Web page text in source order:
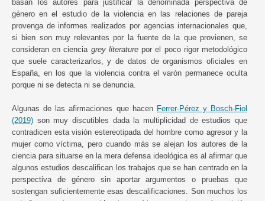
basan los autores para justificar la denominada perspectiva de
género en el estudio de la violencia en las relaciones de pareja
provenga de informes realizados por agencias internacionales que,
si bien son muy relevantes por la fuente de la que provienen, se
consideran en ciencia grey literaturepor el poco rigor metodológico
que suele caracterizarlos, y de datos de organismos oficiales en
España, en los que la violencia contra el varón permanece oculta
porque ni se detecta ni se denuncia.
Algunas de las afirmaciones que hacen Ferrer-Pérez y Bosch-Fiol
(2019) son muy discutibles dada la multiplicidad de estudios que
contradicen esta visión estereotipada del hombre como agresor y la
mujer como víctima, pero cuando más se alejan los autores de la
ciencia para situarse en la mera defensa ideológica es al afirmar que
algunos estudios descalifican los trabajos que se han centrado en la
perspectiva de género sin aportar argumentos o pruebas que
sostengan suficientemente esas descalificaciones. Son muchos los